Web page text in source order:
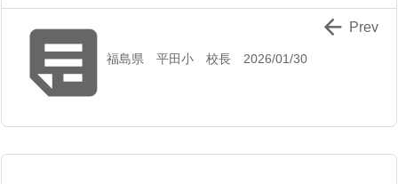
福島県 平田小 校長 2026/01/30
 Prev